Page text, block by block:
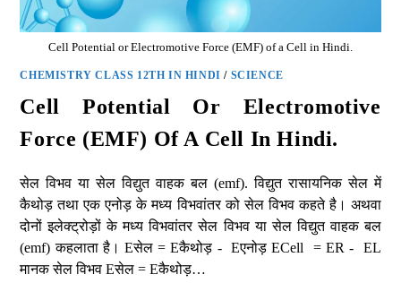
Cell Potential or Electromotive Force (EMF) of a Cell in Hindi.
CHEMISTRY CLASS 12TH IN HINDI / SCIENCE
Cell Potential Or Electromotive
Force (EMF) Of A Cell In Hindi.
सेल विभव या सेल विद्युत वाहक बल (emf). विद्युत रासायनिक सेल में
कैथोड़ तथा एक एनोड़ के मध्य विभवांतर को सेल विभव कहते है। अथवा
दोनों इलेक्ट्रोड़ों के मध्य विभवांतर सेल विभव या सेल विद्युत वाहक बल
(emf) कहलाता है। Eसेल = Eकैथोड़ - Eएनोड़ ECell = ER - EL
मानक सेल विभव Eसेल = Eकैथोड़…